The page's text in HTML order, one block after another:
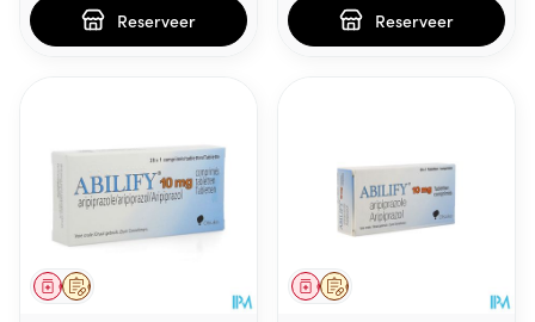
Reserveer Reserveer
Op voorschrift
Geneesmiddel Op voorschrift
Geneesmiddel